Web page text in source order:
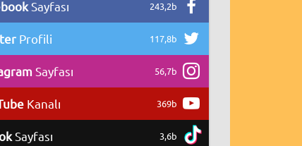
Sayfası 243,2b
Profili 117,8b
Sayfası 56,7b
Kanalı 369b
Sayfası 3,6b